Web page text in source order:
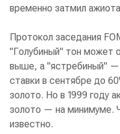
временно затмил
Протокол заседания
"Голубиный" тон может
выше, а "ястребиный" —
ставки в сентябре до
золото. Но в 1999 году
золото — на минимуме.
известно.